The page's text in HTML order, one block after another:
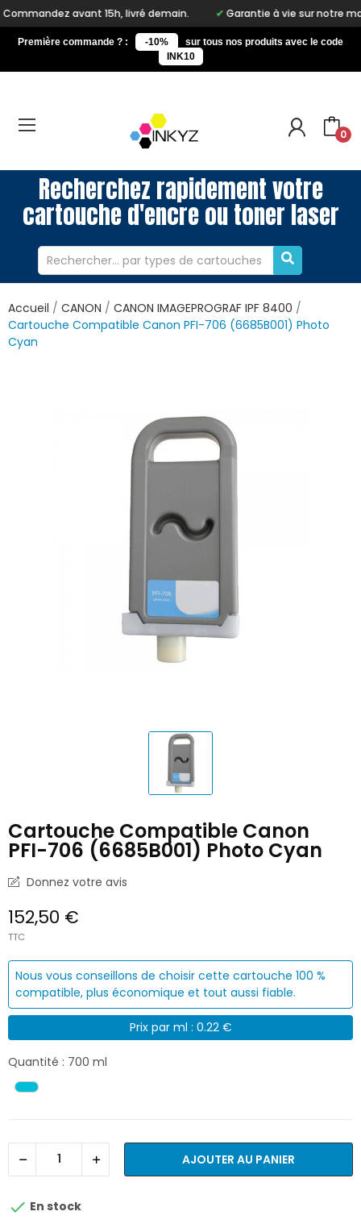
avant 15h, livré demain. Garantie à vie sur notre marque Inkyz
Première commande ? : -10%
sur tous nos produits avec le code
INK10
0
Recherchez rapidement votre
cartouche d'encre ou toner laser
Accueil CANON
CANON IMAGEPROGRAF IPF 8400
Cartouche Compatible Canon PFI-706 (6685B001) Photo
Cyan
Cartouche Compatible Canon
PFI-706 (6685B001) Photo Cyan
Donnez votre avis
152,50 €
TTC
Nous vous conseillons de choisir cette cartouche 100 %
compatible, plus économique et tout aussi fiable.
Prix par ml : 0.22 €
Quantité : 700 ml
AJOUTER AU PANIER
 En stock